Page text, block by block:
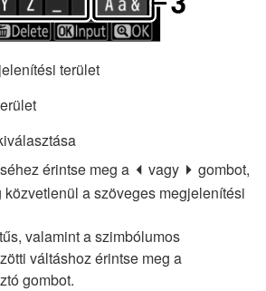
terület
érintse meg a e vagy f gombot,
közvetlenül a szöveges megjelenítési
valamint a szimbólumos
váltáshoz érintse meg a
gombot.